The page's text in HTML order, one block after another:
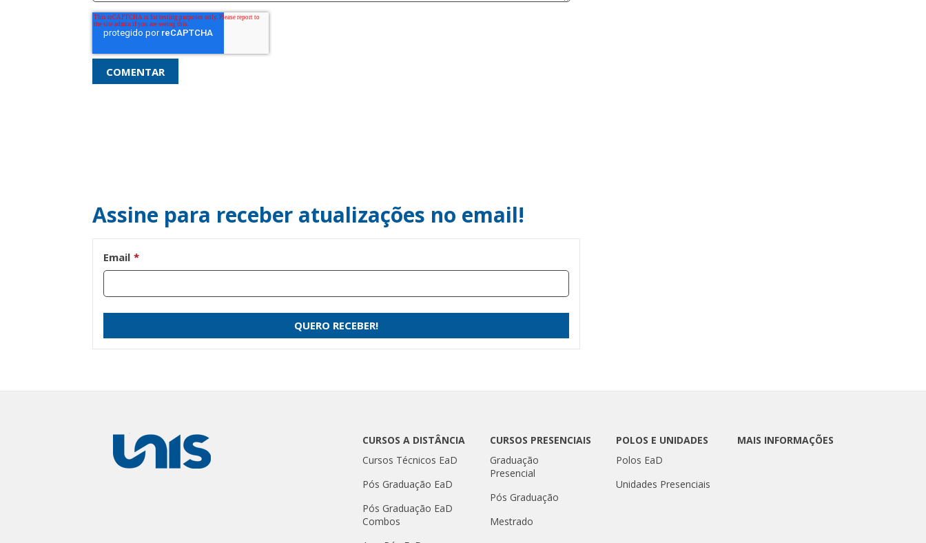
Assine para receber atualizações no email!
Email *
CURSOS A DISTÂNCIA
Cursos Técnicos EaD
Pós Graduação EaD
Pós Graduação EaD
Combos
CURSOS PRESENCIAIS
Graduação
Presencial
Pós Graduação
Mestrado
POLOS E UNIDADES
Polos EaD
Unidades Presenciais
MAIS INFORMAÇÕES